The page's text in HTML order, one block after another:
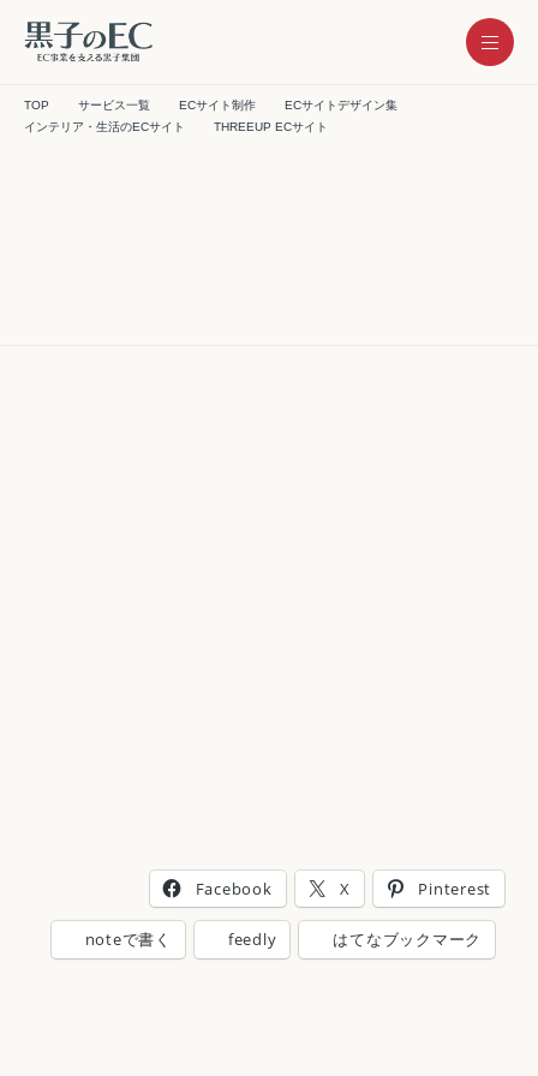
TOP サービス一覧 ECサイト制作
ECサイトデザイン集
インテリア・生活のECサイト
THREEUP ECサイト
Facebook Pinterest
noteで書く feedly はてなブックマーク